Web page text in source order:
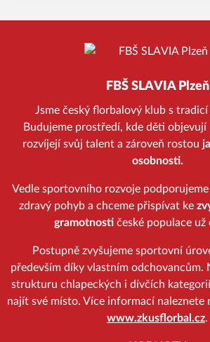
FBŠ SLAVIA Plzeň
Jsme český florbalový klub s
Budujeme prostředí, kde děti objevují
rozvíjejí svůj talent a zároveň rostou
osobnosti.
Vedle sportovního rozvoje
zdravý pohyb a chceme přispívat ke
gramotnosti české populace už
Postupně zvyšujeme sportovní
především díky vlastním odchovancům.
strukturu chlapeckých i dívčích
najít své místo. Více informací naleznete
www.zkusflorbal.cz.